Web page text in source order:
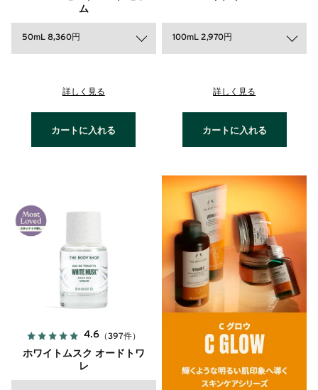
ム
50mL 8,360円
詳しく見る
カートに入れる
100mL 2,970円
詳しく見る
カートに入れる
4.6（397件）
ホワイトムスク オードトワ
レ